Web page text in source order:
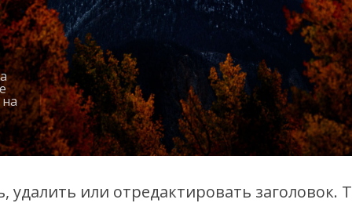
удалить или отредактировать заголовок.